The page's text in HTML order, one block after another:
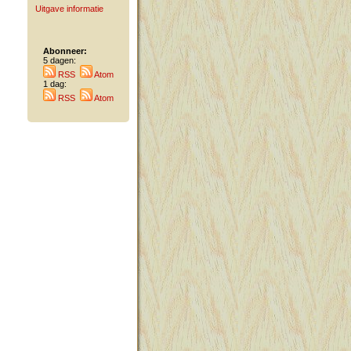
Uitgave informatie
Abonneer:
5 dagen:
RSS
Atom
1 dag:
RSS
Atom